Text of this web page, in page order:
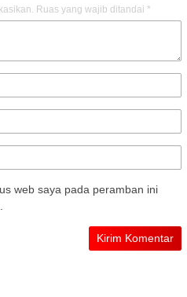
Ruas yang wajib ditandai *
web saya pada peramban ini